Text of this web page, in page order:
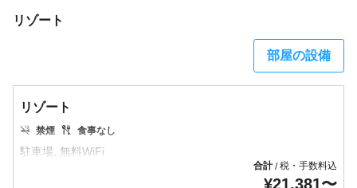
リゾート
部屋の設備
リゾート
禁煙 食事なし
合計/税・手数料込
¥21,381〜